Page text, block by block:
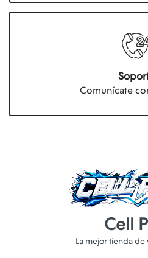
Comunícate
Cell